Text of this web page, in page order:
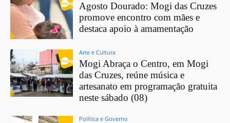
Agosto Dourado: Mogi das Cruzes
promove encontro com mães e
destaca apoio à amamentação
Arte e Cultura
Mogi Abraça o Centro, em Mogi
das Cruzes, reúne música e
artesanato em programação gratuita
neste sábado (08)
Política e Governo